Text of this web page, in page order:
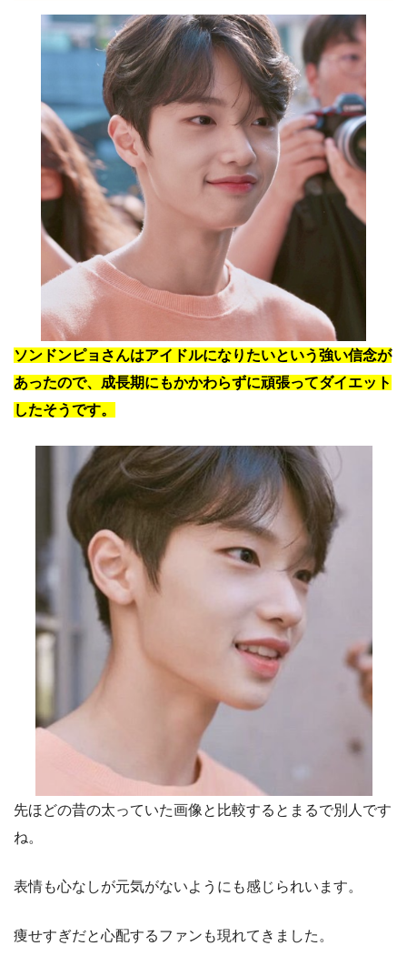
ソンドンピョさんはアイドルになりたいという強い信念が
あったので、成長期にもかかわらずに頑張ってダイエット
したそうです。
先ほどの昔の太っていた画像と比較するとまるで別人です
ね。
表情も心なしが元気がないようにも感じられいます。
痩せすぎだと心配するファンも現れてきました。